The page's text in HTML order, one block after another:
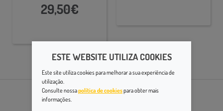
29,50€
ESTE WEBSITE UTILIZA COOKIES
Este site utiliza cookies para melhorar a sua experiência de
utilização.
Consulte nossapolítica de cookiespara obter mais
informações.